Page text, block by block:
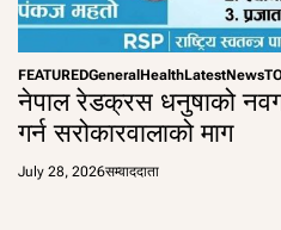
FEATUREDGeneral HealthLatestNews
नेपाल रेडक्रस धनुषाको
गर्न सरोकारवालाको माग
July 28, 2026सम्वाददाता